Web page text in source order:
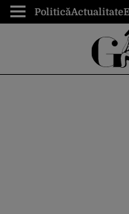
PoliticăActualitate